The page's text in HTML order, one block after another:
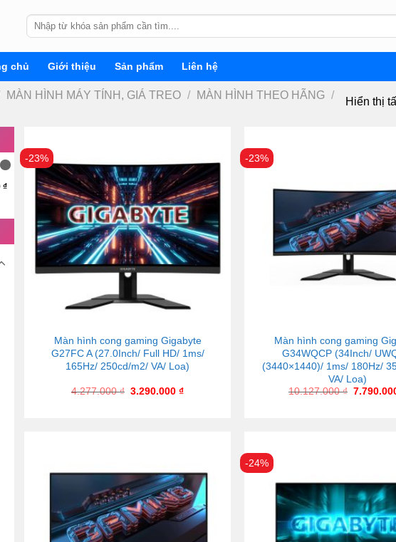
Tìm
kiếm:
chủ Giới thiệu Sản phẩm Liên hệ
MÀN HÌNH MÁY TÍNH, GIÁ TREO / MÀN HÌNH THEO HÃNG /
Hiển thị
₫
-23%
Màn hình cong gaming Gigabyte
G27FC A (27.0Inch/ Full HD/ 1ms/
165Hz/ 250cd/m2/ VA/ Loa)
4.277.000₫ 3.290.000₫
-23%
Màn hình cong gaming
G34WQCP (34Inch/
(3440×1440)/ 1ms/ 180Hz/
VA/ Loa)
10.127.000₫
-24%